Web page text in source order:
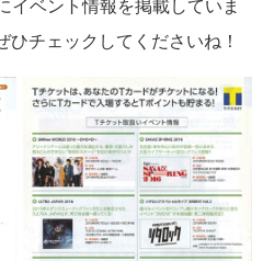
イベント情報を掲載していま
チェックしてくださいね！